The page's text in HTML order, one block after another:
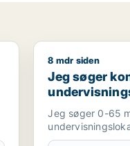
Vester Skerninge
Jeg søger
8 mdr siden
Jeg søger
m.fl.
Jeg søger 0-65